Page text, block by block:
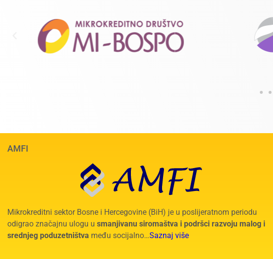
AMFI
Mikrokreditni sektor Bosne i Hercegovine (BiH) je u poslijeratnom periodu
odigrao značajnu ulogu u smanjivanu siromaštva i podršci razvoju malog i
srednjeg poduzetništva među socijalno…Saznaj više